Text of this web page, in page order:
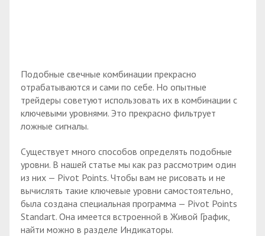
Подобные свечные комбинации прекрасно
отрабатываются и сами по себе. Но опытные
трейдеры советуют использовать их в комбинации с
ключевыми уровнями. Это прекрасно фильтрует
ложные сигналы.
Существует много способов определять подобные
уровни. В нашей статье мы как раз рассмотрим один
из них — Pivot Points. Чтобы вам не рисовать и не
вычислять такие ключевые уровни самостоятельно,
была создана специальная программа — Pivot Points
Standart. Она имеется встроенной в Живой График,
найти можно в разделе Индикаторы.